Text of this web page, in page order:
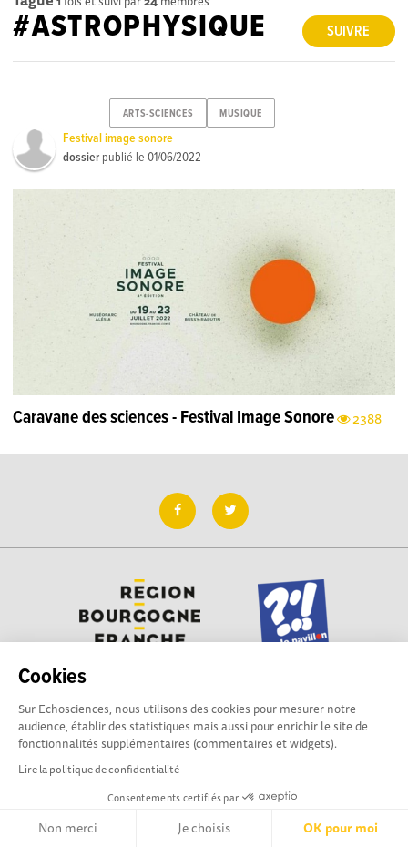
Cookies
Sur Echosciences, nous utilisons des cookies pour mesurer notre
audience, établir des statistiques mais aussi pour enrichir le site de
fonctionnalités supplémentaires (commentaires et widgets).
Lire la politique de confidentialité
Consentements certifiés par
Non merci Je choisis OK pour moi
SUIVRE
#ASTROPHYSIQUE
ARTS-SCIENCES MUSIQUE
Festival image sonore
dossier publié le01/06/2022
2388
Caravane des sciences - Festival Image Sonore
Besoin d'aide pour utiliser Echosciences ? Écrivez vos
questions aux administrateurs de la plateforme
contact@pavillon-sciences.com
Mentions légales|Politique de confidentialité
Ligne éditoriale